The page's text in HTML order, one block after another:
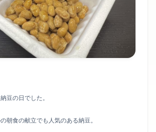
豆の日でした。
朝食の献立でも人気のある納豆。